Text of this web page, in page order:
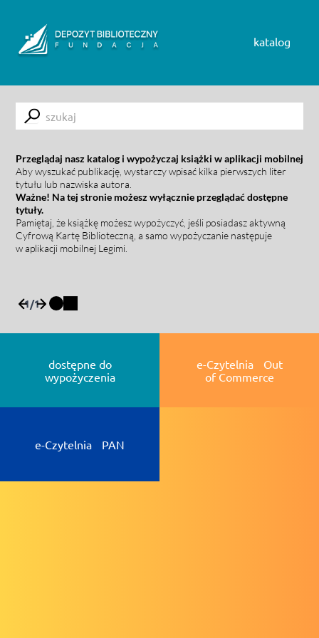
katalog
Submit
Przeglądaj nasz katalog i wypożyczaj książki w aplikacji mobilnej
Aby wyszukać publikację, wystarczy wpisać kilka pierwszych liter
tytułu lub nazwiska autora.
Ważne! Na tej stronie możesz wyłącznie przeglądać dostępne
tytuły.
Pamiętaj, że książkę możesz wypożyczyć, jeśli posiadasz aktywną
Cyfrową Kartę Biblioteczną, a samo wypożyczanie następuje
w aplikacji mobilnej Legimi.
1/1
dostępne do
wypożyczenia
e-Czytelnia Out
of Commerce
e-Czytelnia PAN